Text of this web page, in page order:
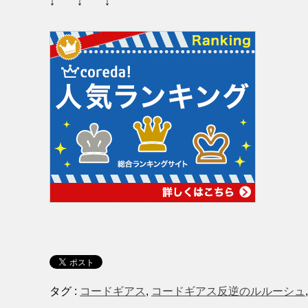
タグ : コードギアス , コードギアス反逆のルルーシュ ,